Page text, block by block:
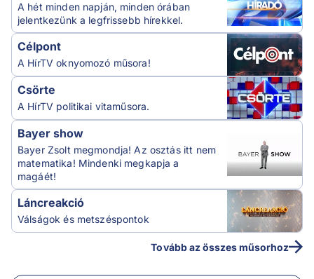
A hét minden napján, minden órában
jelentkezünk a legfrissebb hírekkel.
Célpont
A HírTV oknyomozó műsora!
Csörte
A HírTV politikai vitaműsora.
Bayer show
Bayer Zsolt megmondja! Az osztás itt nem
matematika! Mindenki megkapja a
magáét!
Láncreakció
Válságok és metszéspontok
Tovább az összes műsorhoz